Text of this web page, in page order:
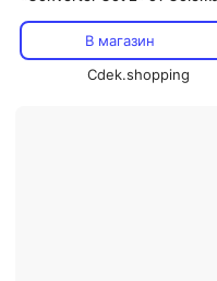
В магазин
Cdek.shopping